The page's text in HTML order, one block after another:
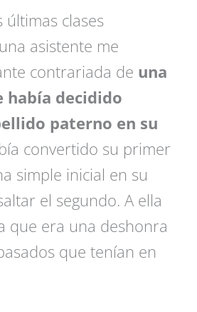
últimas clases
asistente me
contrariada de una
había decidido
paterno en su
convertido su primer
simple inicial en su
el segundo. A ella
que era una deshonra
que tenían en